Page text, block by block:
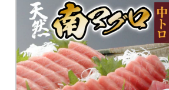
別な日の一品や、贅沢な晩酌
のお供にもおすすめです。ブ
ロック肉でのお届けとなりま
すので、ご自宅でカットして
お召し上がりください。新鮮
な状態で加工し、冷凍でお届